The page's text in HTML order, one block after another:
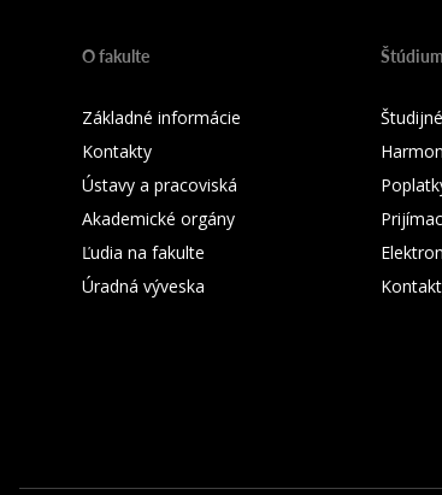
O fakulte
Základné informácie
Kontakty
Ústavy a pracoviská
Akademické orgány
Ľudia na fakulte
Úradná výveska
Štúdium